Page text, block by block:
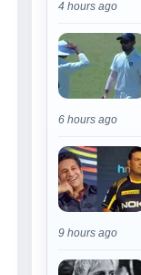
4 hours ago
6 hours ago
9 hours ago